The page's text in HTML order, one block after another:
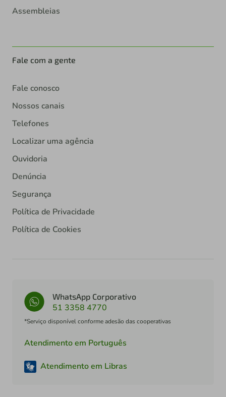
Assembleias
Fale com a gente
Fale conosco
Nossos canais
Telefones
Localizar uma agência
Ouvidoria
Denúncia
Segurança
Política de Privacidade
Política de Cookies
WhatsApp Corporativo
51 3358 4770
*Serviço disponível conforme adesão das cooperativas
Atendimento em Português
Atendimento em Libras